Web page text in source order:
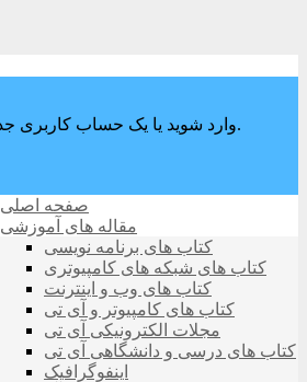
وارد شوید یا یک حساب کاربری جدید ایجاد کنید.
صفحه اصلی
مقاله های آموزشی
کتاب های برنامه نویسی
کتاب های شبکه های کامپیوتری
کتاب های وب و اینترنت
کتاب های کامپیوتر و آی تی
مجلات الکترونیکی آی تی
کتاب های درسی و دانشگاهی آی تی
اینفوگرافیک